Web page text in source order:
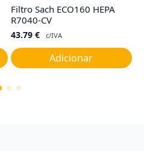
Filtro Sach ECO160 HEPA
R7040-CV
43.79 € c/IVA
Adicionar